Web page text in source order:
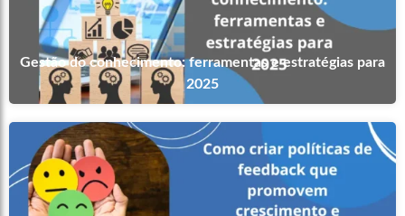
Gestão do conhecimento: ferramentas e estratégias para
2025